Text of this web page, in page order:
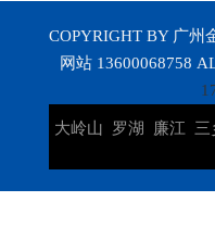
COPYRIGHT BY 广州
网站 13600068758
大岭山 罗湖 廉江 三